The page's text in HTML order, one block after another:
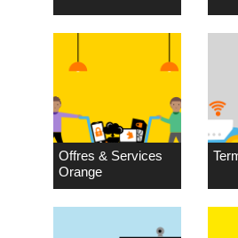
Offres & Services
Orange